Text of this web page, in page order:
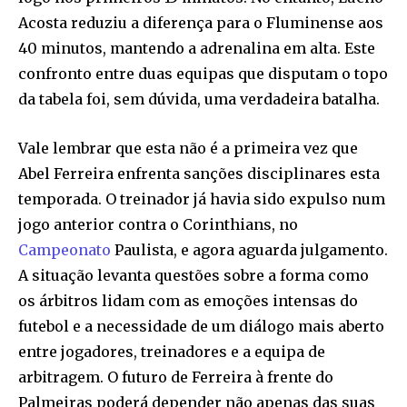
Acosta reduziu a diferença para o Fluminense aos
40 minutos, mantendo a adrenalina em alta. Este
confronto entre duas equipas que disputam o topo
da tabela foi, sem dúvida, uma verdadeira batalha.
Vale lembrar que esta não é a primeira vez que
Abel Ferreira enfrenta sanções disciplinares esta
temporada. O treinador já havia sido expulso num
jogo anterior contra o Corinthians, no
Campeonato Paulista, e agora aguarda julgamento.
A situação levanta questões sobre a forma como
os árbitros lidam com as emoções intensas do
futebol e a necessidade de um diálogo mais aberto
entre jogadores, treinadores e a equipa de
arbitragem. O futuro de Ferreira à frente do
Palmeiras poderá depender não apenas das suas